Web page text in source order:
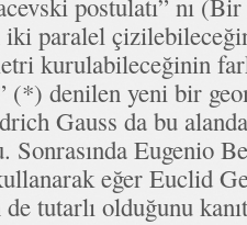
postulatı” nı
iki paralel
kurulabileceğinin
(*) denilen yeni bir
Gauss da bu
Sonrasında Eugenio
eğer Euclid
tutarlı olduğunu